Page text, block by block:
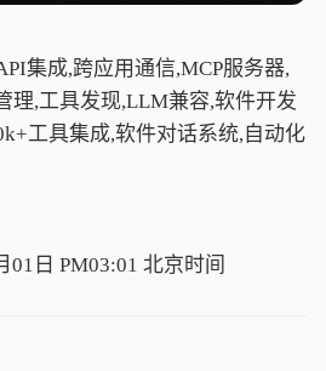
集成,跨应用通信,MCP服务器,
理,工具发现,LLM兼容,软件开发
工具集成,软件对话系统,自动化
01日 PM03:01 北京时间
北京时间